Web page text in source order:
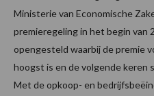
Ministerie van Economische
premieregeling in het begin van
opengesteld waarbij de premie
hoogst is en de volgende
Met de opkoop- en